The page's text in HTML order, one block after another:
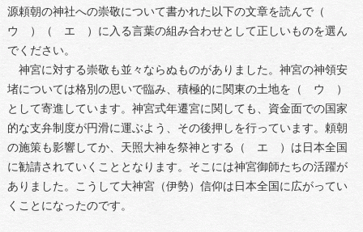
源頼朝の神社への崇敬について書かれた以下の文章を読んで（
ウ ）（ エ ）に入る言葉の組み合わせとして正しいものを選ん
でください。
神宮に対する崇敬も並々ならぬものがありました。神宮の神領安
堵については格別の思いで臨み、積極的に関東の土地を（ ウ ）
として寄進しています。神宮式年遷宮に関しても、資金面での国家
的な支弁制度が円滑に運ぶよう、その後押しを行っています。頼朝
の施策も影響してか、天照大神を祭神とする（ エ ）は日本全国
に勧請されていくこととなります。そこには神宮御師たちの活躍が
ありました。こうして大神宮（伊勢）信仰は日本全国に広がってい
くことになったのです。